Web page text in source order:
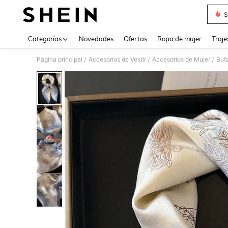
Categorías Novedades Ofertas Ropa de mujer
Página principal / Accesorios de Vestir / Accesorios de Mujer /